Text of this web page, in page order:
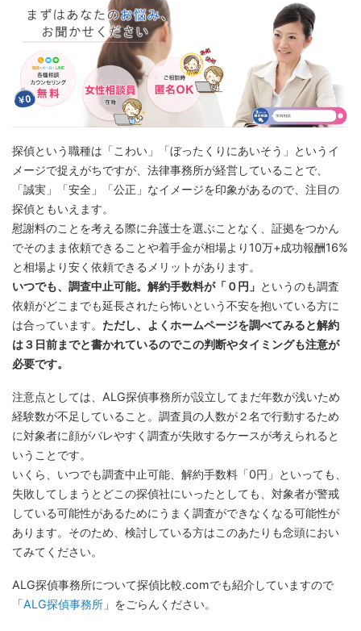
探偵という職種は「こわい」「ぼったくりにあいそう」というイ
メージで捉えがちですが、法律事務所が経営していることで、
「誠実」「安全」「公正」なイメージを印象があるので、注目の
探偵ともいえます。
慰謝料のことを考える際に弁護士を選ぶことなく、証拠をつかん
でそのまま依頼できることや着手金が相場より10万+成功報酬16%
と相場より安く依頼できるメリットがあります。
いつでも、調査中止可能。解約手数料が「０円」 というのも調査
依頼がどこまでも延長されたら怖いという不安を抱いている方に
は合っています。 ただし、よくホームページを調べてみると解約
は３日前までと書かれているのでこの判断やタイミングも注意が
必要です。
注意点としては、ALG探偵事務所が設立してまだ年数が浅いため
経験数が不足していること。調査員の人数が２名で行動するため
に対象者に顔がバレやすく調査が失敗するケースが考えられると
いうことです。
いくら、いつでも調査中止可能、解約手数料「0円」といっても、
失敗してしまうとどこの探偵社にいったとしても、対象者が警戒
している可能性があるためにうまく調査ができなくなる可能性が
あります。そのため、検討している方はこのあたりも念頭におい
てみてください。
ALG探偵事務所について探偵比較.comでも紹介していますので
「ALG探偵事務所 」をごらんください。